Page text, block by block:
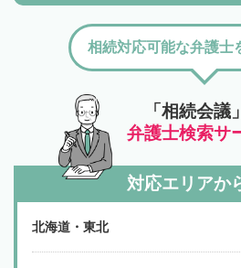
「相続会議
弁護士検索サ
相続対応可能な弁護士
対応エリアか
北海道・東北